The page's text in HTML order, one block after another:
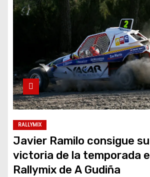
RALLYMIX
Javier Ramilo consigue
victoria de la temporada
Rallymix de A Gudiña